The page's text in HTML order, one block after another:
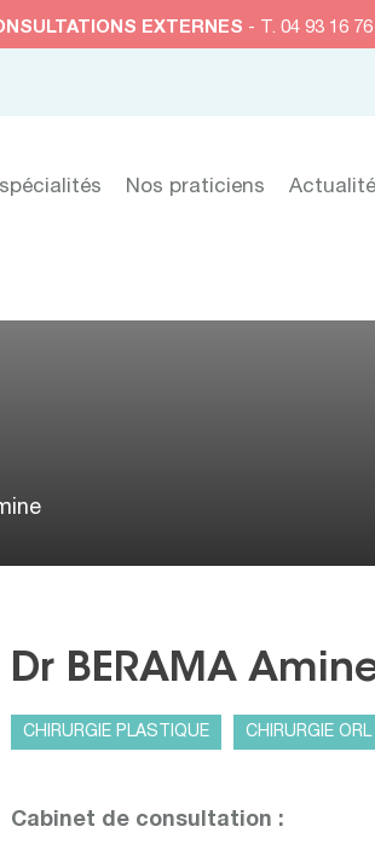
EXTERNES - T. 04 93 16 76
Nos praticiens
Dr BERAMA
CHIRURGIE PLASTIQUE CHIRURGIE ORL
Cabinet de consultation :